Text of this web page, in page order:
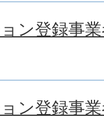
ョン登録事
ョン登録事